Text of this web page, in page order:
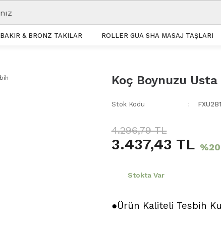
BAKIR & BRONZ TAKILAR ROLLER GUA SHA MASAJ TAŞLARI
Koç Boynuzu
Stok Kodu
4.296,79 TL
3.437,43 TL
Stokta Var
●Ürün Kaliteli Tesbih